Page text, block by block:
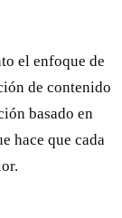
el enfoque de
de contenido
basado en
hace que cada